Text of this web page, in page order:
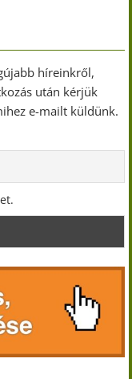
híreinkről,
után kérjük
e-mailt küldünk.